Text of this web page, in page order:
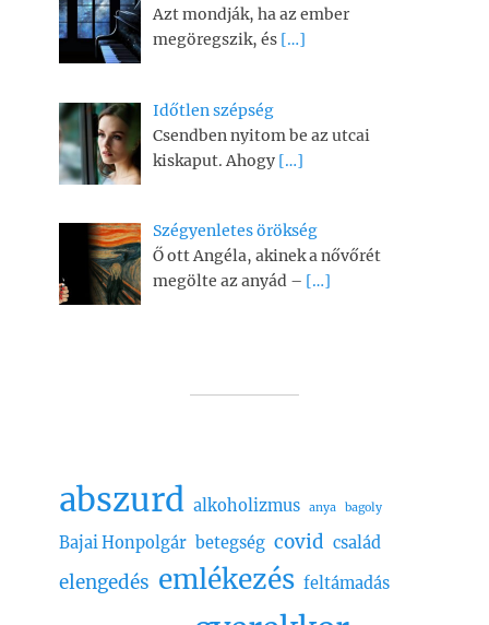
Azt mondják, ha az ember
megöregszik, és […]
Időtlen szépség
Csendben nyitom be az utcai
kiskaput. Ahogy […]
Szégyenletes örökség
Ő ott Angéla, akinek a nővőrét
megölte az anyád – […]
abszurd alkoholizmus anya bagoly
Bajai Honpolgár betegség covid család
elengedés emlékezés feltámadás